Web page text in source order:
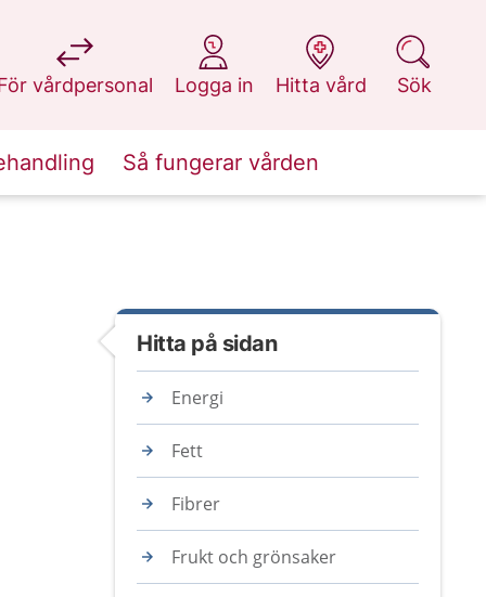
vårdpersonal
på 1177.se
Logga in
på 1177.se
Hitta vård
på 1177.se
Sök
på 1177.se
Så fungerar vården
Hitta på sidan
Energi
Fett
Fibrer
Frukt och grönsaker